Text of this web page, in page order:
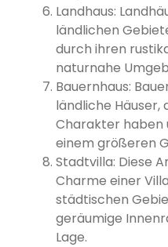
Landhaus:
ländlichen
durch ihren
naturnahe
Bauernhaus:
ländliche Häuser,
Charakter haben
einem größeren
Stadtvilla: Diese
Charme einer
städtischen
geräumige
Lage.